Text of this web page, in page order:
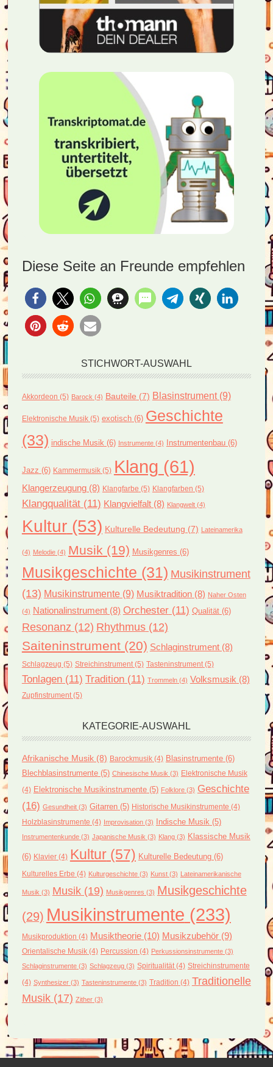
Diese Seite an Freunde empfehlen
STICHWORT-AUSWAHL
Akkordeon (5) Barock(4) Bauteile (7) Blasinstrument(9)
Elektronische Musik(5) exotisch(6) Geschichte
(33) indische Musik(6) Instrumente(4) Instrumentenbau(6)
Jazz (6) Kammermusik(5) Klang (61)
Klangerzeugung(8) Klangfarbe (5) Klangfarben (5)
Klangqualität(11) Klangvielfalt(8) Klangwelt(4)
Kultur(53) Kulturelle Bedeutung (7) Lateinamerika
(4) Melodie(4) Musik (19) Musikgenres (6)
Musikgeschichte (31) Musikinstrument
(13) Musikinstrumente(9) Musiktradition(8) Naher Osten
(4) Nationalinstrument(8) Orchester(11) Qualität(6)
Resonanz (12) Rhythmus(12)
Saiteninstrument(20) Schlaginstrument(8)
Schlagzeug (5) Streichinstrument(5) Tasteninstrument(5)
Tonlagen(11) Tradition(11) Trommeln(4) Volksmusik(8)
Zupfinstrument(5)
KATEGORIE-AUSWAHL
Afrikanische Musik(8) Barockmusik(4) Blasinstrumente(6)
Blechblasinstrumente(5) Chinesische Musik(3) Elektronische Musik
(4) Elektronische Musikinstrumente(5) Folklore(3) Geschichte
(16) Gesundheit(3) Gitarren(5) Historische Musikinstrumente (4)
Holzblasinstrumente (4) Improvisation(3) Indische Musik(5)
Instrumentenkunde(3) Japanische Musik(3) Klang(3) Klassische Musik
(6) Klavier(4) Kultur(57) Kulturelle Bedeutung(6)
Kulturelles Erbe (4) Kulturgeschichte(3) Kunst(3) Lateinamerikanische
Musik(3) Musik(19) Musikgenres (3) Musikgeschichte
(29) Musikinstrumente (233)
Musikproduktion (4) Musiktheorie(10) Musikzubehör(9)
Orientalische Musik(4) Percussion (4) Perkussionsinstrumente(3)
Schlaginstrumente(3) Schlagzeug(3) Spiritualität(4) Streichinstrumente
(4) Synthesizer(3) Tasteninstrumente(3) Tradition (4) Traditionelle
Musik(17) Zither(3)